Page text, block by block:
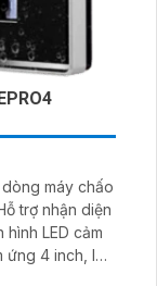
dòng máy chấo
trợ nhận diện
LED cảm
4 inch, lưu